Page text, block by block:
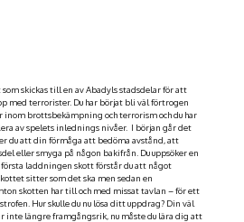
skickas till en av Abadyls stadsdelar för att
med terrorister. Du har börjat bli väl förtrogen
inom brottsbekämpning och terrorism och du har
av spelets inlednings nivåer. I början går det
du att din förmåga att bedöma avstånd, att
eller smyga på någon bakifrån. Du uppsöker en
första laddningen skott förstår du att något
sitter som det ska men sedan en
skotten har till och med missat tavlan – för ett
Hur skulle du nu lösa ditt uppdrag? Din väl
inte längre framgångsrik, nu måste du lära dig att